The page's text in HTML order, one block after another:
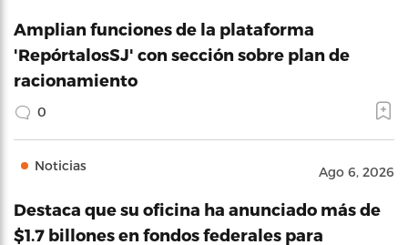
Amplian funciones de la plataforma
'RepórtalosSJ' con sección sobre plan de
racionamiento
0
Noticias Ago 6, 2026
Destaca que su oficina ha anunciado más de
$1.7 billones en fondos federales para